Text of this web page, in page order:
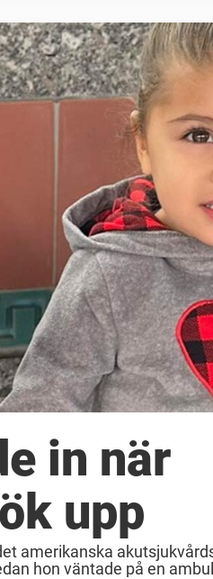
in när
upp
amerikanska
hon väntade på en